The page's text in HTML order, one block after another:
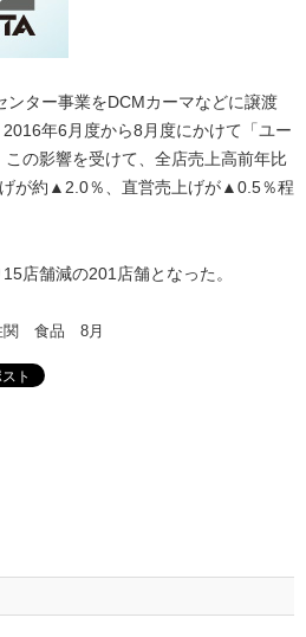
ター事業をDCMカーマなどに譲渡
年6月度から8月度にかけて「ユー
の影響を受けて、全店売上高前年比
が約▲2.0％、直営売上げが▲0.5％程
店舗減の201店舗となった。
関 食品 8月